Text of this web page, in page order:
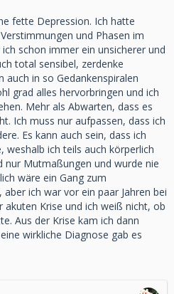
fette Depression. Ich hatte
und Phasen im
schon immer ein unsicherer und
total sensibel, zerdenke
auch in so Gedankenspiralen
grad alles hervorbringen und ich
Mehr als Abwarten, dass es
Ich muss nur aufpassen, dass ich
Es kann auch sein, dass ich
weshalb ich teils auch körperlich
nur Mutmaßungen und wurde nie
wäre ein Gang zum
ich war vor ein paar Jahren bei
akuten Krise und ich weiß nicht, ob
Aus der Krise kam ich dann
wirkliche Diagnose gab es